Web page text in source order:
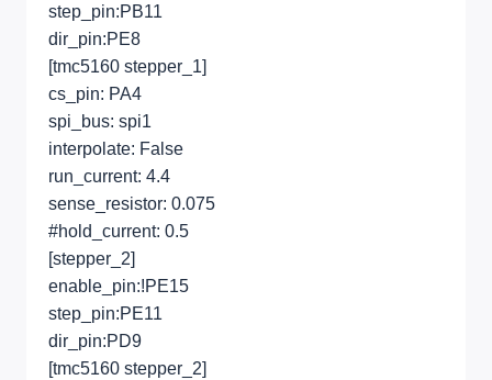
step_pin:PB11
dir_pin:PE8
[tmc5160 stepper_1]
cs_pin: PA4
spi_bus: spi1
interpolate: False
run_current: 4.4
sense_resistor: 0.075
#hold_current: 0.5
[stepper_2]
enable_pin:!PE15
step_pin:PE11
dir_pin:PD9
[tmc5160 stepper_2]